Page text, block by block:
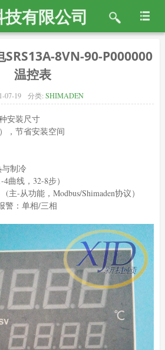
有限公司
8VN-90-P000000
温控表
07-19 分类:SHIMADEN
安装尺寸
，节省安装空间
制冷
曲线，32-8步）
主-从功能，Modbus/Shimaden协议）
警：单相/三相